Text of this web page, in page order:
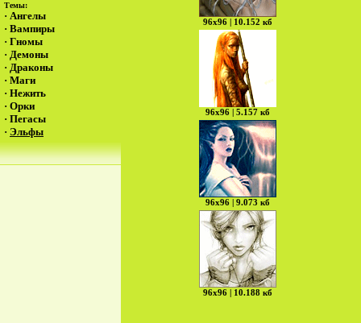
Темы:
· Ангелы
· Вампиры
· Гномы
· Демоны
· Драконы
· Маги
· Нежить
· Орки
· Пегасы
· Эльфы
96х96 | 10.152 кб
96х96 | 5.157 кб
96х96 | 9.073 кб
96х96 | 10.188 кб